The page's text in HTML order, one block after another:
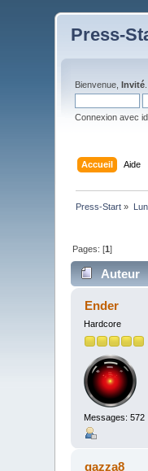
Press-
Bienvenue,Invité
Connexion avec
Accueil Aide
Press-Start »
Pages: [1]
Auteur
Ender
Hardcore
Messages: 572
gazza8